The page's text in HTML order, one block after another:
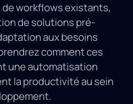
de workflows existants,
de solutions pré-
aux besoins
comment ces
une automatisation
la productivité au sein